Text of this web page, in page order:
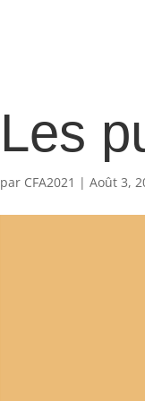
Les
par CFA2021 |Août 3,